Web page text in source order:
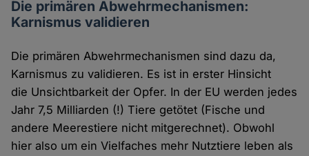
Die primären Abwehrmechanismen:
Karnismus validieren
Die primären Abwehrmechanismen sind dazu da,
Karnismus zu validieren. Es ist in erster Hinsicht
die Unsichtbarkeit der Opfer. In der EU werden jedes
Jahr 7,5 Milliarden (!) Tiere getötet (Fische und
andere Meerestiere nicht mitgerechnet). Obwohl
hier also um ein Vielfaches mehr Nutztiere leben als